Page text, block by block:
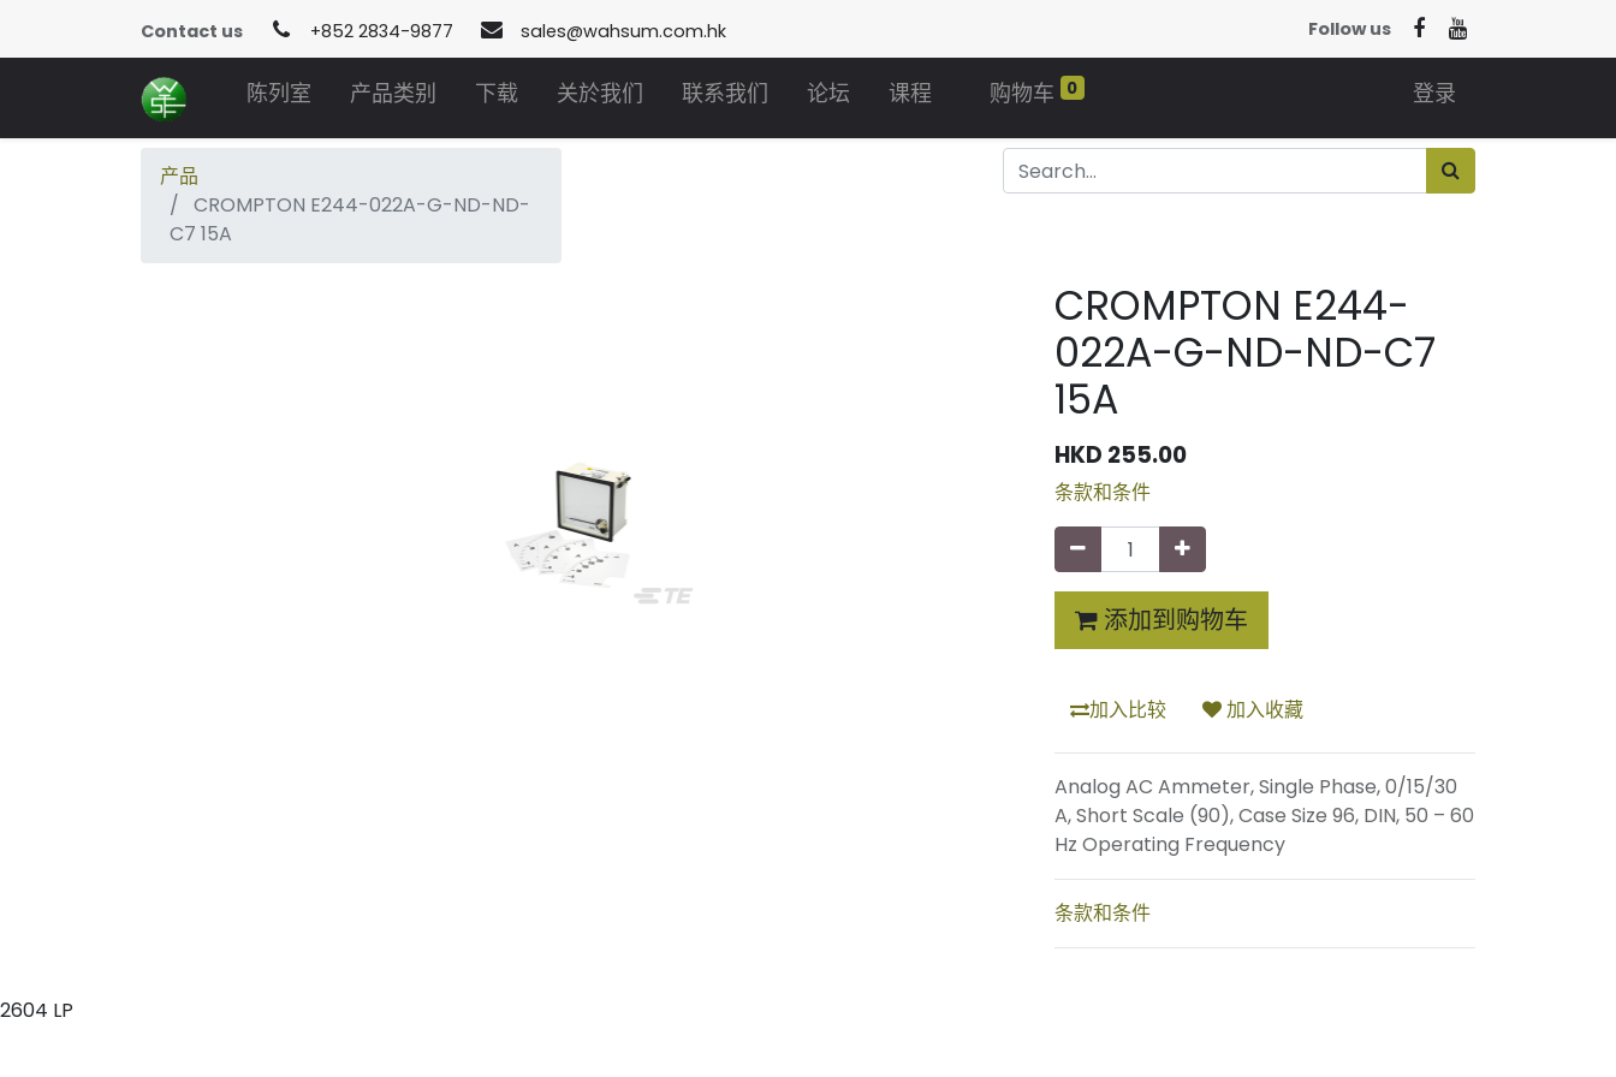
Contact us +852 2834-9877 sales@wahsum.com.hk Follow us
陈列室 产品类别 下载 关於我们 联系我们 论坛 课程 购物车 0 登录
产品
CROMPTON E244-022A-G-ND-ND-
C7 15A
CROMPTON E244-
022A-G-ND-ND-C7
15A
HKD 255.00
条款和条件
添加到购物车
加入比较 加入收藏
Analog AC Ammeter, Single Phase, 0/15/30
A, Short Scale (90), Case Size 96, DIN, 50 – 60
Hz Operating Frequency
条款和条件
2604 LP